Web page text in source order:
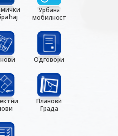
Урбана
мобилност
Одговори
Планови
Града